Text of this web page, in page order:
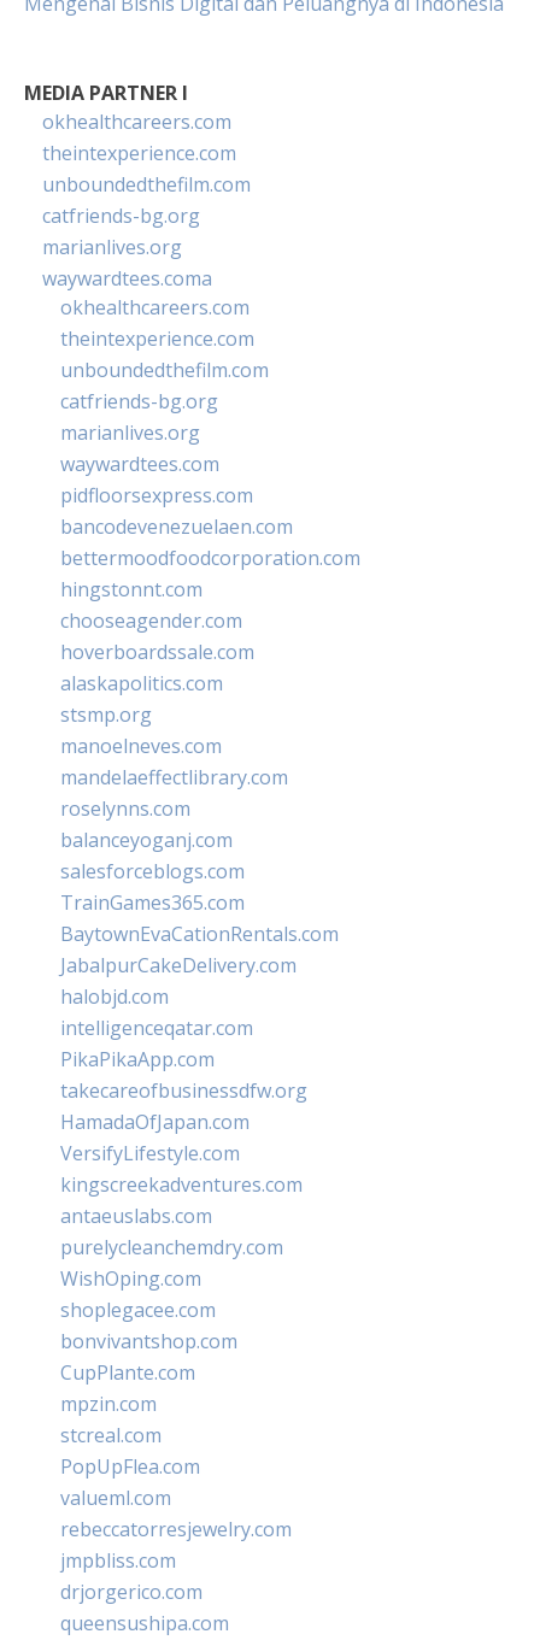
MEDIA PARTNER I
okhealthcareers.com
theintexperience.com
unboundedthefilm.com
catfriends-bg.org
marianlives.org
waywardtees.coma
okhealthcareers.com
theintexperience.com
unboundedthefilm.com
catfriends-bg.org
marianlives.org
waywardtees.com
pidfloorsexpress.com
bancodevenezuelaen.com
bettermoodfoodcorporation.com
hingstonnt.com
chooseagender.com
hoverboardssale.com
alaskapolitics.com
stsmp.org
manoelneves.com
mandelaeffectlibrary.com
roselynns.com
balanceyoganj.com
salesforceblogs.com
TrainGames365.com
BaytownEvaCationRentals.com
JabalpurCakeDelivery.com
halobjd.com
intelligenceqatar.com
PikaPikaApp.com
takecareofbusinessdfw.org
HamadaOfJapan.com
VersifyLifestyle.com
kingscreekadventures.com
antaeuslabs.com
purelycleanchemdry.com
WishOping.com
shoplegacee.com
bonvivantshop.com
CupPlante.com
mpzin.com
stcreal.com
PopUpFlea.com
valueml.com
rebeccatorresjewelry.com
jmpbliss.com
drjorgerico.com
queensushipa.com